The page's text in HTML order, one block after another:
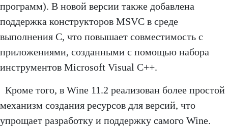
программ). В новой версии также добавлена
поддержка конструкторов MSVC в среде
выполнения C, что повышает совместимость с
приложениями, созданными с помощью набора
инструментов Microsoft Visual C++.
Кроме того, в Wine 11.2 реализован более простой
механизм создания ресурсов для версий, что
упрощает разработку и поддержку самого Wine.